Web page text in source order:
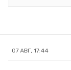
07 АВГ, 17:44